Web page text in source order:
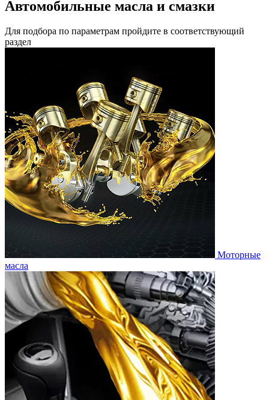
Автомобильные масла и смазки
Для подбора по параметрам пройдите в соответствующий
раздел
Моторные
масла